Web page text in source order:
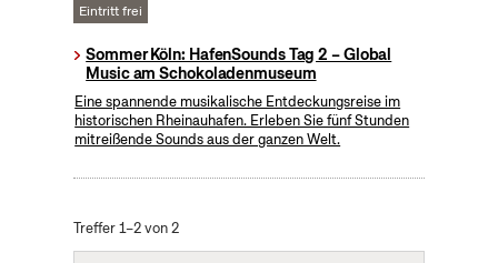
Eintritt frei
Sommer Köln: HafenSounds Tag 2 – Global
Music am Schokoladenmuseum
Eine spannende musikalische Entdeckungsreise im
historischen Rheinauhafen. Erleben Sie fünf Stunden
mitreißende Sounds aus der ganzen Welt.
Treffer 1–2 von 2